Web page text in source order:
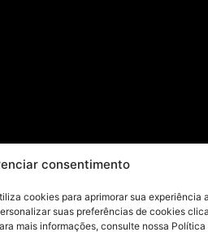
consentimento
cookies para aprimorar sua experiência
suas preferências de cookies
mais informações, consulte nossa Política